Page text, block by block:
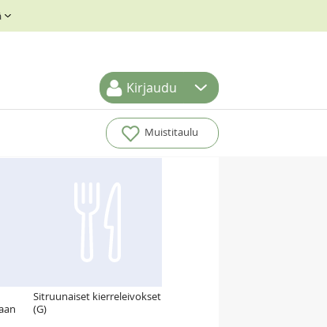
Kirjaudu
Muistitaulu
Sitruunaiset kierreleivokset
(G)